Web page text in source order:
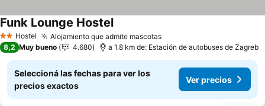
2 Estrellas
Hostel Alojamiento que admite mascotas
Funk Lounge Hostel
8,2 Muy bueno 4.680 a 1.8 km de: Estación de autobuses de Zagreb
Seleccioná las fechas para ver los
precios exactos
Ver precios